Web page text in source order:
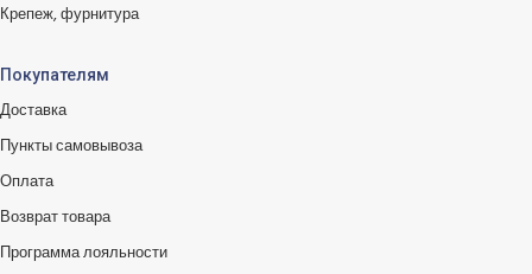
Крепеж, фурнитура
Покупателям
Доставка
Пункты самовывоза
Оплата
Возврат товара
Программа лояльности